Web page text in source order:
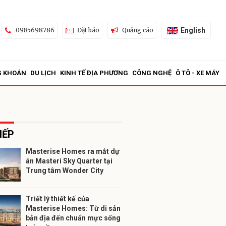
0985698786 Đặt báo Quảng cáo English
KHOÁN DU LỊCH KINH TẾ ĐỊA PHƯƠNG CÔNG NGHỆ Ô TÔ - XE MÁY
Masterise Homes ra mắt dự
án Masteri Sky Quarter tại
Trung tâm Wonder City
Triết lý thiết kế của
Masterise Homes: Từ di sản
bản địa đến chuẩn mực sống